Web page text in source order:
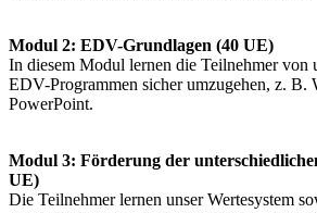
Modul 2: EDV-Grundlagen (40 UE)
In diesem Modul lernen die Teilnehmer von
EDV-Programmen sicher umzugehen, z. B.
PowerPoint.
Modul 3: Förderung der
UE)
Die Teilnehmer lernen unser Wertesystem